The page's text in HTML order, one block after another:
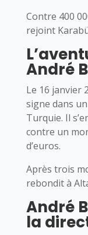
Contre 400
rejoint
André
Le 16 janvier
signe dans
Turquie. Il
contre un
d’euros.
Après trois
rebondit à
André
la